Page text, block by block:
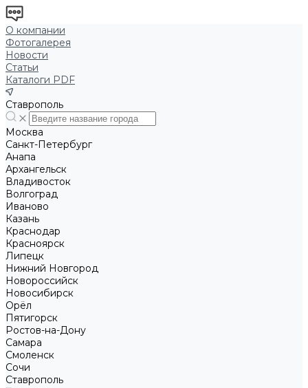
О компании
Фотогалерея
Новости
Статьи
Каталоги PDF
Ставрополь
Москва
Санкт-Петербург
Анапа
Архангельск
Владивосток
Волгоград
Иваново
Казань
Краснодар
Красноярск
Липецк
Нижний Новгород
Новороссийск
Новосибирск
Орёл
Пятигорск
Ростов-на-Дону
Самара
Смоленск
Сочи
Ставрополь